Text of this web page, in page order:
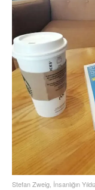
Stefan Zweig, İnsanlığın